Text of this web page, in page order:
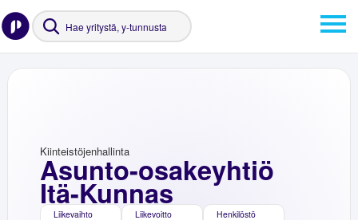
Asunto-osakeyhtiö
Itä-Kunnas
Kiinteistöjenhallinta
Liikevaihto Liikevoitto
Henkilöstö